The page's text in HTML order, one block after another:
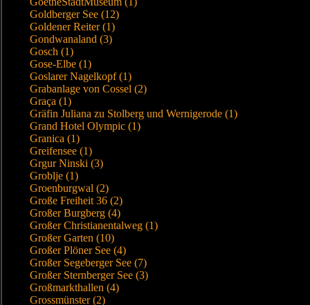
Goldberger See (12)
Goldener Reiter (1)
Gondwanaland (3)
Gosch (1)
Gose-Elbe (1)
Goslarer Nagelkopf (1)
Grabanlage von Cossel (2)
Graça (1)
Gräfin Juliana zu Stolberg und Wernigerode (1)
Grand Hotel Olympic (1)
Granica (1)
Greifensee (1)
Grgur Ninski (3)
Groblje (1)
Groenburgwal (2)
Große Freiheit 36 (2)
Großer Burgberg (4)
Großer Christianentalweg (1)
Großer Garten (10)
Großer Plöner See (4)
Großer Segeberger See (7)
Großer Sternberger See (3)
Großmarkthallen (4)
Grossmünster (2)